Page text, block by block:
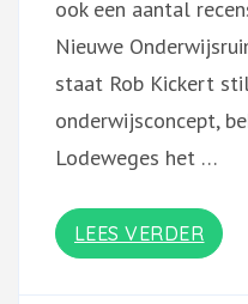
ook een aantal
Nieuwe
staat Rob Kickert
onderwijsconcept,
Lodeweges het …
LEES VERDER